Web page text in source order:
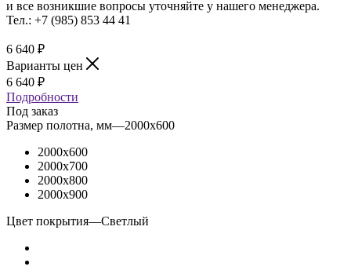
и все возникшие вопросы уточняйте у нашего менеджера.
Тел.: +7 (985) 853 44 41
6 640 ₽
Варианты цен
6 640 ₽
Подробности
Под заказ
Размер полотна, мм—2000x600
2000x600
2000x700
2000x800
2000x900
Цвет покрытия—Светлый